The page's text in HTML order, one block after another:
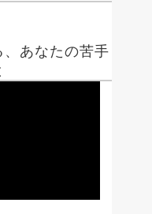
あなたの苦手